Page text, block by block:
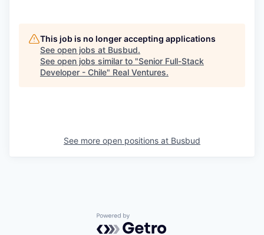
This job is no longer accepting applications
See open jobs at Busbud.
See open jobs similar to "Senior Full-Stack
Developer - Chile" Real Ventures.
See more open positions at Busbud
Powered by Getro.com